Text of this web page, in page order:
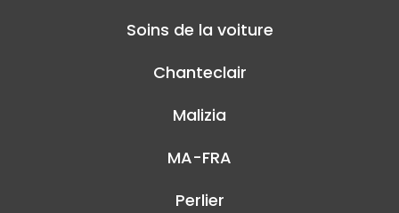
Soins de la voiture
Chanteclair
Malizia
MA-FRA
Perlier